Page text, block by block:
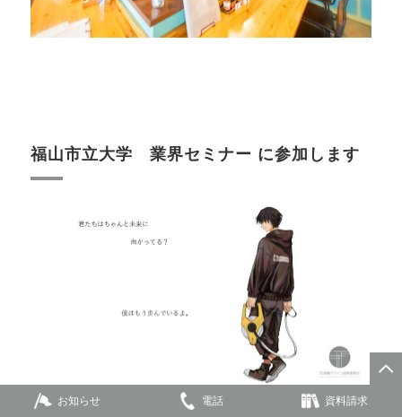
福山市立大学 業界セミナー に参加します
開催日時お知らせ 電話 資料請求